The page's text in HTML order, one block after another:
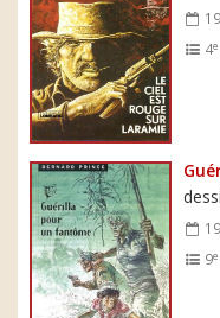
4e
9e